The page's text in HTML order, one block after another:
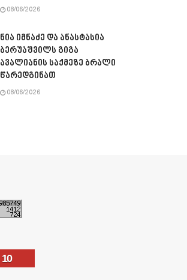
08/06/2026
ნია იმნაძე და ანასტასია
ბერუაშვილს გიგა
ავალიანის საქმეზე ბრალი
წარედგინათ
08/06/2026
10